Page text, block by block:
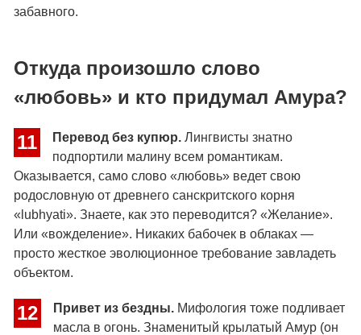
забавного.
Откуда произошло слово
«любовь» и кто придумал Амура?
11 Перевод без купюр. Лингвисты знатно
подпортили малину всем романтикам.
Оказывается, само слово «любовь» ведет свою
родословную от древнего санскритского корня
«lubhyati». Знаете, как это переводится? «Желание».
Или «вожделение». Никаких бабочек в облаках —
просто жесткое эволюционное требование завладеть
объектом.
12 Привет из бездны. Мифология тоже подливает
масла в огонь. Знаменитый крылатый Амур (он